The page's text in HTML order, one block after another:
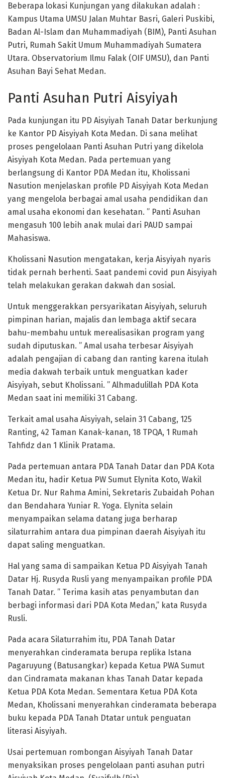
Beberapa lokasi Kunjungan yang dilakukan adalah :
Kampus Utama UMSU Jalan Muhtar Basri, Galeri Puskibi,
Badan Al-Islam dan Muhammadiyah (BIM), Panti Asuhan
Putri, Rumah Sakit Umum Muhammadiyah Sumatera
Utara. Observatorium Ilmu Falak (OIF UMSU), dan Panti
Asuhan Bayi Sehat Medan.
Panti Asuhan Putri Aisyiyah
Pada kunjungan itu PD Aisyiyah Tanah Datar berkunjung
ke Kantor PD Aisyiyah Kota Medan. Di sana melihat
proses pengelolaan Panti Asuhan Putri yang dikelola
Aisyiyah Kota Medan. Pada pertemuan yang
berlangsung di Kantor PDA Medan itu, Kholissani
Nasution menjelaskan profile PD Aisyiyah Kota Medan
yang mengelola berbagai amal usaha pendidikan dan
amal usaha ekonomi dan kesehatan. ” Panti Asuhan
mengasuh 100 lebih anak mulai dari PAUD sampai
Mahasiswa.
Kholissani Nasution mengatakan, kerja Aisyiyah nyaris
tidak pernah berhenti. Saat pandemi covid pun Aisyiyah
telah melakukan gerakan dakwah dan sosial.
Untuk menggerakkan persyarikatan Aisyiyah, seluruh
pimpinan harian, majalis dan lembaga aktif secara
bahu-membahu untuk merealisasikan program yang
sudah diputuskan. ” Amal usaha terbesar Aisyiyah
adalah pengajian di cabang dan ranting karena itulah
media dakwah terbaik untuk menguatkan kader
Aisyiyah, sebut Kholissani. ” Alhmadulillah PDA Kota
Medan saat ini memiliki 31 Cabang.
Terkait amal usaha Aisyiyah, selain 31 Cabang, 125
Ranting, 42 Taman Kanak-kanan, 18 TPQA, 1 Rumah
Tahfidz dan 1 Klinik Pratama.
Pada pertemuan antara PDA Tanah Datar dan PDA Kota
Medan itu, hadir Ketua PW Sumut Elynita Koto, Wakil
Ketua Dr. Nur Rahma Amini, Sekretaris Zubaidah Pohan
dan Bendahara Yuniar R. Yoga. Elynita selain
menyampaikan selama datang juga berharap
silaturrahim antara dua pimpinan daerah Aisyiyah itu
dapat saling menguatkan.
Hal yang sama di sampaikan Ketua PD Aisyiyah Tanah
Datar Hj. Rusyda Rusli yang menyampaikan profile PDA
Tanah Datar. ” Terima kasih atas penyambutan dan
berbagi informasi dari PDA Kota Medan,” kata Rusyda
Rusli.
Pada acara Silaturrahim itu, PDA Tanah Datar
menyerahkan cinderamata berupa replika Istana
Pagaruyung (Batusangkar) kepada Ketua PWA Sumut
dan Cindramata makanan khas Tanah Datar kepada
Ketua PDA Kota Medan. Sementara Ketua PDA Kota
Medan, Kholissani menyerahkan cinderamata beberapa
buku kepada PDA Tanah Dtatar untuk penguatan
literasi Aisyiyah.
Usai pertemuan rombongan Aisyiyah Tanah Datar
menyaksikan proses pengelolaan panti asuhan putri